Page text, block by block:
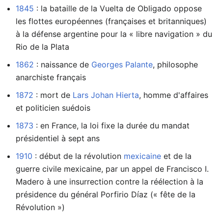
1845 : la bataille de la Vuelta de Obligado oppose
les flottes européennes (françaises et britanniques)
à la défense argentine pour la « libre navigation » du
Rio de la Plata
1862 : naissance de Georges Palante, philosophe
anarchiste français
1872 : mort de Lars Johan Hierta, homme d'affaires
et politicien suédois
1873 : en France, la loi fixe la durée du mandat
présidentiel à sept ans
1910 : début de la révolution mexicaine et de la
guerre civile mexicaine, par un appel de Francisco I.
Madero à une insurrection contre la réélection à la
présidence du général Porfirio Díaz (« fête de la
Révolution »)